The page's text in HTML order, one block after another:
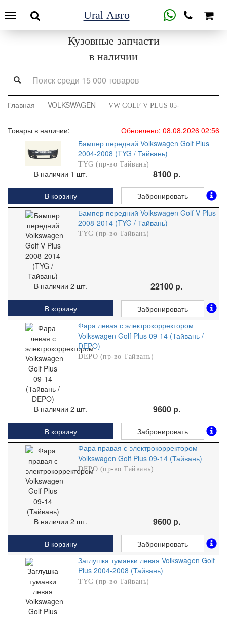
Ural Авто
Кузовные запчасти
в наличии
Главная VOLKSWAGEN VW GOLF V PLUS 05-
Товары в наличии:
Обновлено: 08.08.2026 02:56
Бампер передний Volkswagen Golf Plus
2004-2008 (TYG / Тайвань)
TYG (пр-во Тайвань)
В наличии 1 шт. 8100 р.
В корзину
Забронировать
Бампер передний Volkswagen Golf V Plus
2008-2014 (TYG / Тайвань)
TYG (пр-во Тайвань)
В наличии 2 шт. 22100 р.
В корзину
Забронировать
Фара левая с электрокорректором
Volkswagen Golf Plus 09-14 (Тайвань /
DEPO)
DEPO (пр-во Тайвань)
В наличии 2 шт. 9600 р.
В корзину
Забронировать
Фара правая с электрокорректором
Volkswagen Golf Plus 09-14 (Тайвань)
DEPO (пр-во Тайвань)
В наличии 2 шт. 9600 р.
В корзину
Забронировать
Заглушка туманки левая Volkswagen Golf
Plus 2004-2008 (Тайвань)
TYG (пр-во Тайвань)